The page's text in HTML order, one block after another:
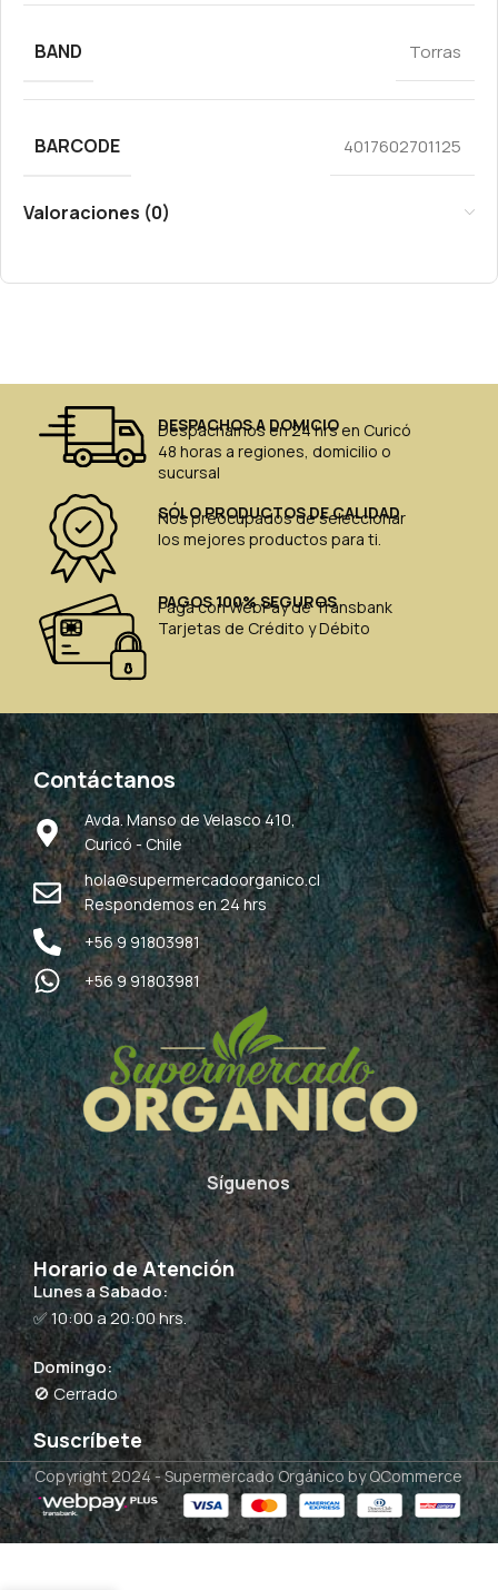
BAND Torras
BARCODE 4017602701125
Valoraciones (0)
DESPACHOS A DOMICIO
Despachamos en 24 hrs en Curicó
48 horas a regiones, domicilio o
sucursal
SÓLO PRODUCTOS DE CALIDAD
Nos preocupados de seleccionar
los mejores productos para ti.
PAGOS 100% SEGUROS
Paga con WebPay de Transbank
Tarjetas de Crédito y Débito
Contáctanos
Avda. Manso de Velasco 410,
Curicó - Chile
hola@supermercadoorganico.cl
Respondemos en 24 hrs
+56 9 91803981
+56 9 91803981
Síguenos
Horario de Atención
Lunes a Sabado:
✅ 10:00 a 20:00 hrs.
Domingo:
🚫 Cerrado
Suscríbete
Copyright 2024 -Supermercado Orgánico by QCommerce